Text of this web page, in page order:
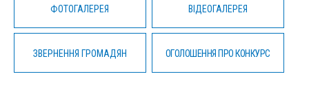
ФОТОГАЛЕРЕЯ ВІДЕОГАЛЕРЕЯ
ЗВЕРНЕННЯ ГРОМАДЯН ОГОЛОШЕННЯ ПРО КОНКУРС